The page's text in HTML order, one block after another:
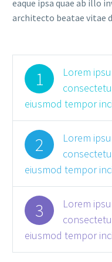
eaque ipsa quae ab illo
architecto beatae vitae
1
Lorem
eiusmod tempor
2
Lorem
eiusmod tempor
3
Lorem
eiusmod tempor